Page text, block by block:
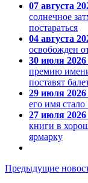
07 августа
солнечное
постараться
04 августа
освобожден
30 июля 2026
премию
поставят
29 июля 2026
его имя
27 июля 2026
книги в
ярмарку
Предыдущие